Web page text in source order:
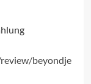
beyondje